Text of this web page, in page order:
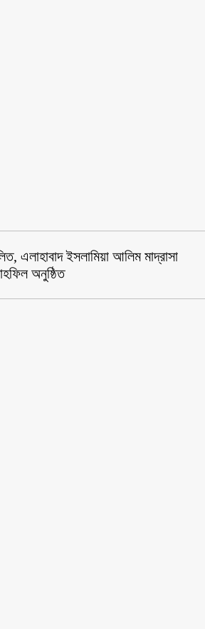
এলাহাবাদ ইসলামিয়া আলিম মাদ্রাসা
অনুষ্ঠিত